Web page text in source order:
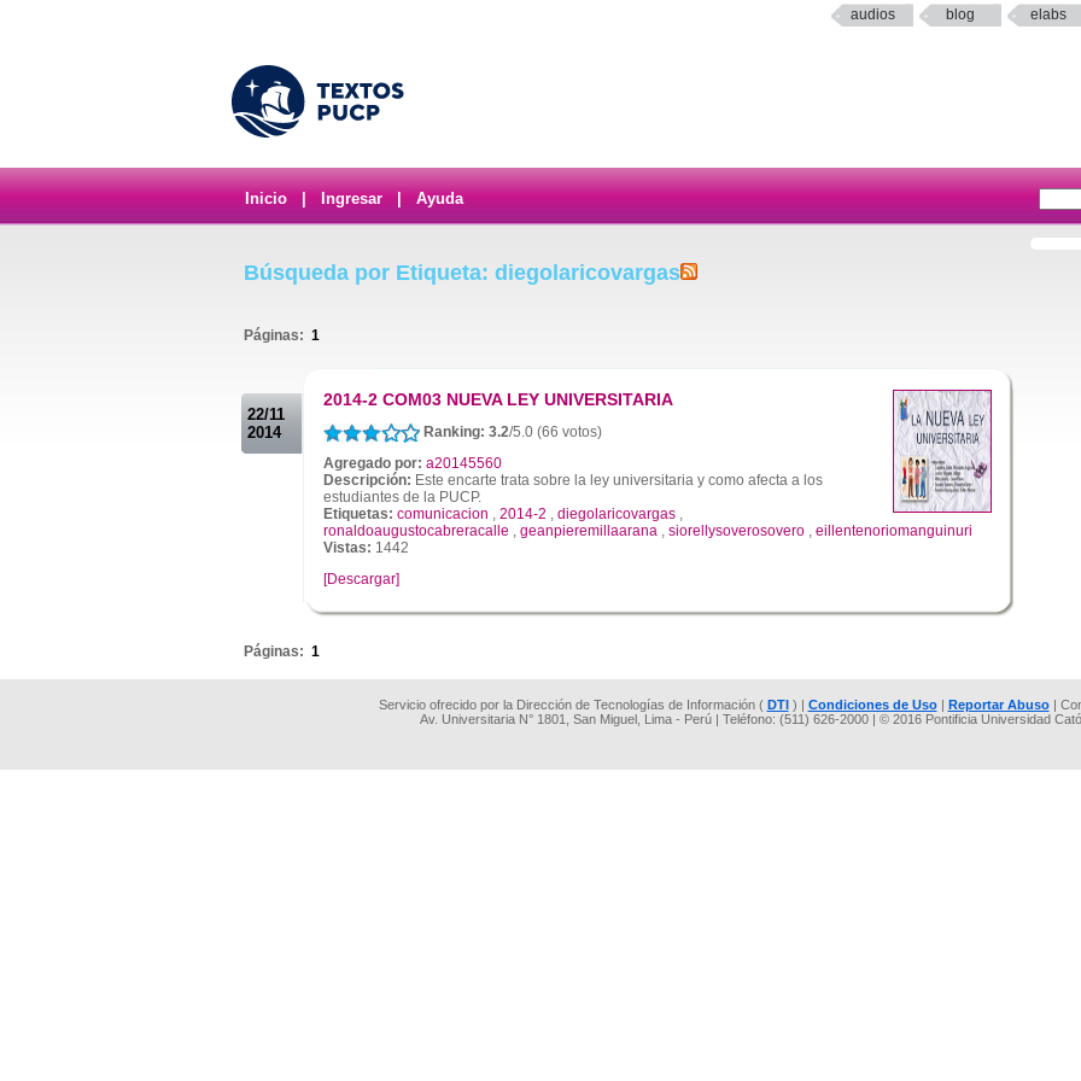
audios blog elabs
Inicio Ingresar Ayuda
Búsqueda por Etiqueta: diegolaricovargas
Páginas: 1
22/11
2014
2014-2 COM03 NUEVA LEY UNIVERSITARIA
Ranking: 3.2/5.0 (66 votos)
Agregado por: a20145560
Descripción: Este encarte trata sobre la ley universitaria y como afecta a los
estudiantes de la PUCP.
Etiquetas: comunicacion , 2014-2 , diegolaricovargas ,
ronaldoaugustocabreracalle , geanpieremillaarana , siorellysoverosovero , eillentenoriomanguinuri
Vistas: 1442
[Descargar]
Páginas: 1
Servicio ofrecido por la Dirección de Tecnologías de Información ( DTI) | Condiciones de Uso| Reportar Abuso|
Av. Universitaria N° 1801, San Miguel, Lima - Perú | Teléfono: (511) 626-2000 | © 2016 Pontificia Universidad